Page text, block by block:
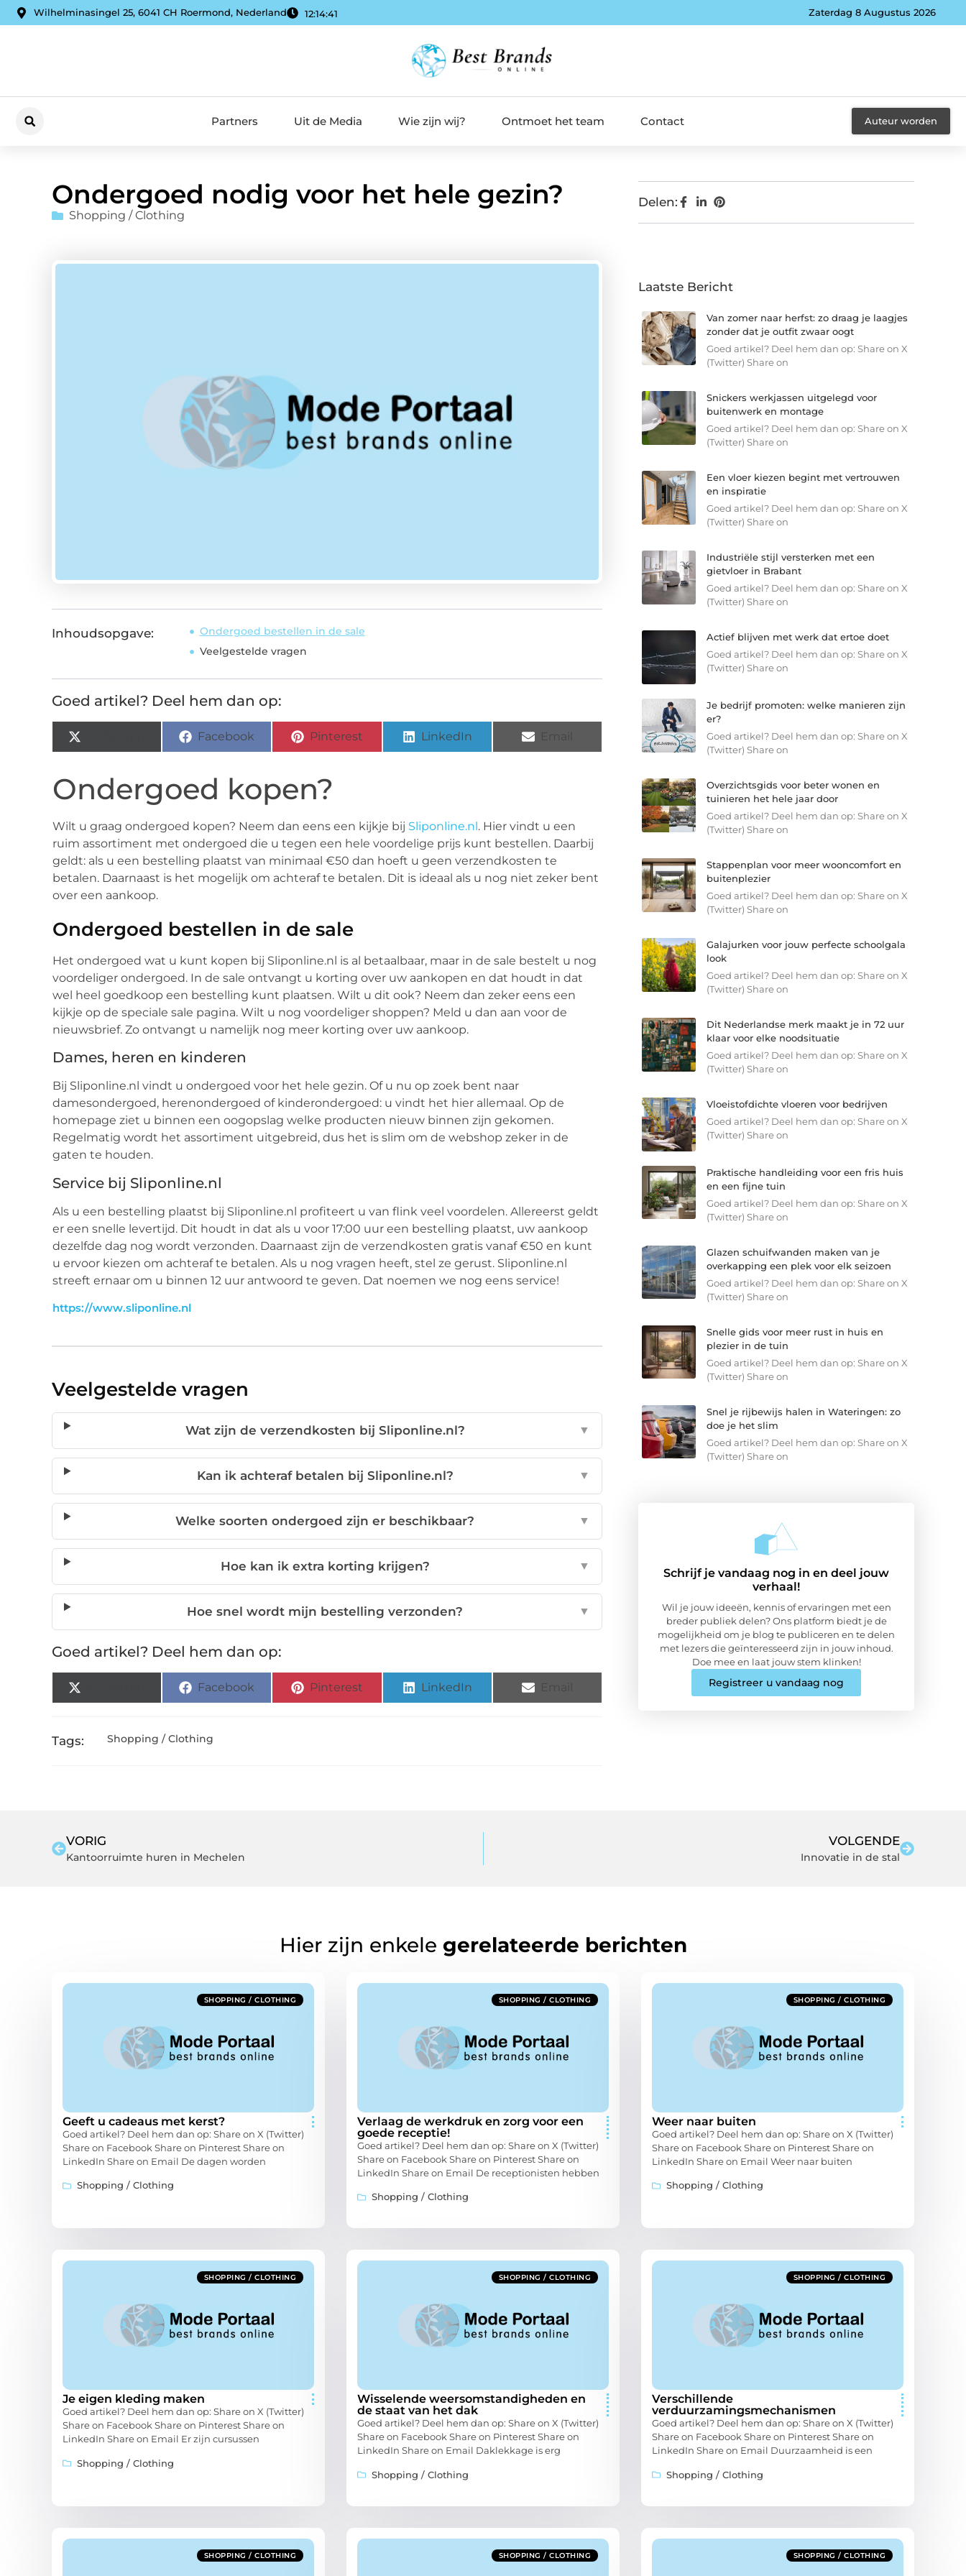
Wilhelminasingel 25, 6041 CH Roermond, Nederland 12:14:42 Zaterdag 8 Augustus 2026
Partners Uit de Media Wie zijn wij? Ontmoet het team Contact Auteur worden
Ondergoed nodig voor het hele gezin?
Shopping / Clothing
Inhoudsopgave:
Ondergoed bestellen in de sale
Veelgestelde vragen
Goed artikel? Deel hem dan op:
Facebook Pinterest LinkedIn
Ondergoed kopen?
Wilt u graag ondergoed kopen? Neem dan eens een kijkje bij Sliponline.nl. Hier vindt u een
ruim assortiment met ondergoed die u tegen een hele voordelige prijs kunt bestellen. Daarbij
geldt: als u een bestelling plaatst van minimaal €50 dan hoeft u geen verzendkosten te
betalen. Daarnaast is het mogelijk om achteraf te betalen. Dit is ideaal als u nog niet zeker bent
over een aankoop.
Ondergoed bestellen in de sale
Het ondergoed wat u kunt kopen bij Sliponline.nl is al betaalbaar, maar in de sale bestelt u nog
voordeliger ondergoed. In de sale ontvangt u korting over uw aankopen en dat houdt in dat
wel heel goedkoop een bestelling kunt plaatsen. Wilt u dit ook? Neem dan zeker eens een
kijkje op de speciale sale pagina. Wilt u nog voordeliger shoppen? Meld u dan aan voor de
nieuwsbrief. Zo ontvangt u namelijk nog meer korting over uw aankoop.
Dames, heren en kinderen
Bij Sliponline.nl vindt u ondergoed voor het hele gezin. Of u nu op zoek bent naar
damesondergoed, herenondergoed of kinderondergoed: u vindt het hier allemaal. Op de
homepage ziet u binnen een oogopslag welke producten nieuw binnen zijn gekomen.
Regelmatig wordt het assortiment uitgebreid, dus het is slim om de webshop zeker in de
gaten te houden.
Service bij Sliponline.nl
Als u een bestelling plaatst bij Sliponline.nl profiteert u van flink veel voordelen. Allereerst geldt
er een snelle levertijd. Dit houdt in dat als u voor 17:00 uur een bestelling plaatst, uw aankoop
dezelfde dag nog wordt verzonden. Daarnaast zijn de verzendkosten gratis vanaf €50 en kunt
u ervoor kiezen om achteraf te betalen. Als u nog vragen heeft, stel ze gerust. Sliponline.nl
streeft ernaar om u binnen 12 uur antwoord te geven. Dat noemen we nog eens service!
https://www.sliponline.nl
Veelgestelde vragen
Wat zijn de verzendkosten bij Sliponline.nl? ▼
Kan ik achteraf betalen bij Sliponline.nl? ▼
Welke soorten ondergoed zijn er beschikbaar? ▼
Hoe kan ik extra korting krijgen? ▼
Hoe snel wordt mijn bestelling verzonden? ▼
Goed artikel? Deel hem dan op:
Facebook Pinterest LinkedIn
Tags: Shopping / Clothing
Delen:
Laatste Bericht
Van zomer naar herfst: zo draag je laagjes
zonder dat je outfit zwaar oogt
Goed artikel? Deel hem dan op: Share on X
(Twitter) Share on
Snickers werkjassen uitgelegd voor
buitenwerk en montage
Goed artikel? Deel hem dan op: Share on X
(Twitter) Share on
Een vloer kiezen begint met vertrouwen
en inspiratie
Goed artikel? Deel hem dan op: Share on X
(Twitter) Share on
Industriële stijl versterken met een
gietvloer in Brabant
Goed artikel? Deel hem dan op: Share on X
(Twitter) Share on
Actief blijven met werk dat ertoe doet
Goed artikel? Deel hem dan op: Share on X
(Twitter) Share on
Je bedrijf promoten: welke manieren zijn
er?
Goed artikel? Deel hem dan op: Share on X
(Twitter) Share on
Overzichtsgids voor beter wonen en
tuinieren het hele jaar door
Goed artikel? Deel hem dan op: Share on X
(Twitter) Share on
Stappenplan voor meer wooncomfort en
buitenplezier
Goed artikel? Deel hem dan op: Share on X
(Twitter) Share on
Galajurken voor jouw perfecte schoolgala
look
Goed artikel? Deel hem dan op: Share on X
(Twitter) Share on
Dit Nederlandse merk maakt je in 72 uur
klaar voor elke noodsituatie
Goed artikel? Deel hem dan op: Share on X
(Twitter) Share on
Vloeistofdichte vloeren voor bedrijven
Goed artikel? Deel hem dan op: Share on X
(Twitter) Share on
Praktische handleiding voor een fris huis
en een fijne tuin
Goed artikel? Deel hem dan op: Share on X
(Twitter) Share on
Glazen schuifwanden maken van je
overkapping een plek voor elk seizoen
Goed artikel? Deel hem dan op: Share on X
(Twitter) Share on
Snelle gids voor meer rust in huis en
plezier in de tuin
Goed artikel? Deel hem dan op: Share on X
(Twitter) Share on
Snel je rijbewijs halen in Wateringen: zo
doe je het slim
Goed artikel? Deel hem dan op: Share on X
(Twitter) Share on
Schrijf je vandaag nog in en deel jouw
verhaal!
Wil je jouw ideeën, kennis of ervaringen met een
breder publiek delen? Ons platform biedt je de
mogelijkheid om je blog te publiceren en te delen
met lezers die geïnteresseerd zijn in jouw inhoud.
Doe mee en laat jouw stem klinken!
Registreer u vandaag nog
VORIG
Kantoorruimte huren in Mechelen
VOLGENDE
Innovatie in de stal
Hier zijn enkele gerelateerde berichten
SHOPPING / CLOTHING
Geeft u cadeaus met kerst?
Goed artikel? Deel hem dan op: Share on X (Twitter)
Share on Facebook Share on Pinterest Share on
LinkedIn Share on Email De dagen worden
Shopping / Clothing
SHOPPING / CLOTHING
Verlaag de werkdruk en zorg voor een
goede receptie!
Goed artikel? Deel hem dan op: Share on X (Twitter)
Share on Facebook Share on Pinterest Share on
LinkedIn Share on Email De receptionisten hebben
Shopping / Clothing
SHOPPING / CLOTHING
Weer naar buiten
Goed artikel? Deel hem dan op: Share on X (Twitter)
Share on Facebook Share on Pinterest Share on
LinkedIn Share on Email Weer naar buiten
Shopping / Clothing
SHOPPING / CLOTHING
Je eigen kleding maken
Goed artikel? Deel hem dan op: Share on X (Twitter)
Share on Facebook Share on Pinterest Share on
LinkedIn Share on Email Er zijn cursussen
Shopping / Clothing
SHOPPING / CLOTHING
Wisselende weersomstandigheden en
de staat van het dak
Goed artikel? Deel hem dan op: Share on X (Twitter)
Share on Facebook Share on Pinterest Share on
LinkedIn Share on Email Daklekkage is erg
Shopping / Clothing
SHOPPING / CLOTHING
Verschillende
verduurzamingsmechanismen
Goed artikel? Deel hem dan op: Share on X (Twitter)
Share on Facebook Share on Pinterest Share on
LinkedIn Share on Email Duurzaamheid is een
Shopping / Clothing
SHOPPING / CLOTHING SHOPPING / CLOTHING SHOPPING / CLOTHING